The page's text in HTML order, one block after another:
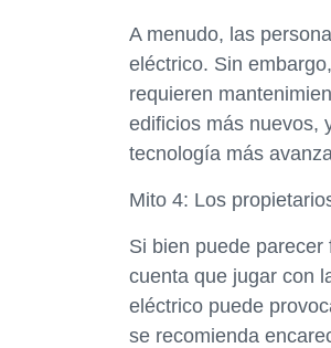
A menudo, las
eléctrico. Sin
requieren
edificios más nuevos,
tecnología más
Mito 4: Los
Si bien puede
cuenta que jugar con
eléctrico puede
se recomienda